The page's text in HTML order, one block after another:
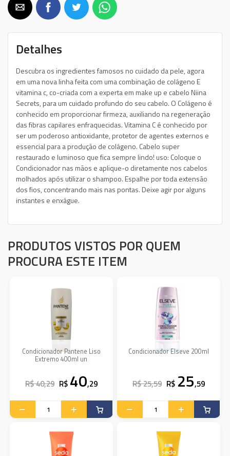
Detalhes
Descubra os ingredientes famosos no cuidado da pele, agora
em uma nova linha feita com uma combinação de colágeno E
vitamina c, co-criada com a experta em make up e cabelo Niina
Secrets, para um cuidado profundo do seu cabelo. O Colágeno é
conhecido em proporcionar firmeza, auxiliando na regeneração
das fibras capilares enfraquecidas. Vitamina C é conhecido por
ser um poderoso antioxidante, protetor de agentes externos e
essencial para a produção de colágeno. Cabelo super
restaurado e luminoso que fica sempre lindo! uso: Coloque o
Condicionador nas mãos e aplique-o diretamente nos cabelos
molhados após utilizar o shampoo. Espalhe por toda extensão
dos fios, concentrando mais nas pontas. Deixe agir por alguns
instantes e enxágue.
PRODUTOS VISTOS POR QUEM
PROCURA ESTE ITEM
Condicionador Pantene Liso
Extremo 400ml un
R$ 40,29 R$ 40,29
Condicionador Elseve 200ml
R$ 25,59 R$ 25,59